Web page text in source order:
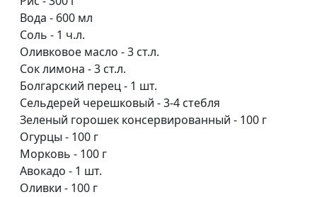
Лазанья с грибами
Киш с брокколи
Картофельный пирог и
томатный смузи с базиликом
Арина
Зеленый крем-суп и чесночное
масло
Вода - 600 мл
Соль - 1 ч.л.
Оливковое масло - 3 ст.л.
Сок лимона - 3 ст.л.
Болгарский перец - 1 шт.
Сельдерей черешковый - 3-4 стебля
Зеленый горошек консервированный - 100 г
Огурцы - 100 г
Морковь - 100 г
Авокадо - 1 шт.
Оливки - 100 г